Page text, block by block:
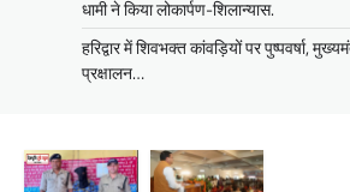
धामी ने किया लोकार्पण-शिलान्यास.
हरिद्वार में शिवभक्त कांवड़ियों पर पुष्पवर्षा,
प्रक्षालन…